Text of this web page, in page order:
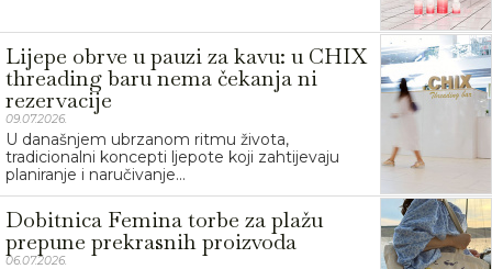
Lijepe obrve u pauzi za kavu: u CHIX
threading baru nema čekanja ni
rezervacije
09.07.2026.
U današnjem ubrzanom ritmu života,
tradicionalni koncepti ljepote koji zahtijevaju
planiranje i naručivanje...
Dobitnica Femina torbe za plažu
prepune prekrasnih proizvoda
06.07.2026.